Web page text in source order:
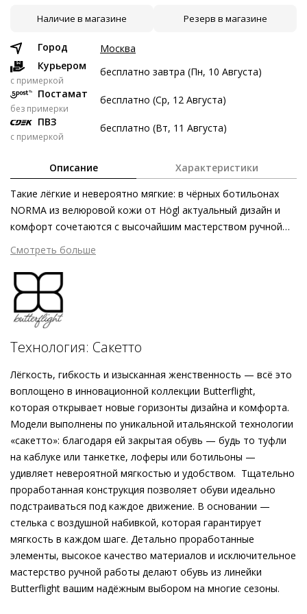
9 авг
23 авг
20 сен
Без переплат
Долями
Разделите стоимость покупки
Заплатите сейчас только часть, а оставшееся будем
Затем по 7 497 ₽ раз в 2 недели
Подробнее о сервисе можно узнать на
Наличие в магазине Резерв в магазине
Город
Москва
Курьером
c примеркой
бесплатно завтра (Пн, 10 Августа)
Постамат
без примерки
бесплатно (Ср, 12 Августа)
ПВЗ
с примеркой
бесплатно (Вт, 11 Августа)
Описание Характеристики
Такие лёгкие и невероятно мягкие: в чёрных ботильонах
NORMA из велюровой кожи от Högl актуальный дизайн и
комфорт сочетаются с высочайшим мастерством ручной
работы. Этичные и экологически безопасные материалы
первоклассного качества слиты воедино технологией
«сакетто». Этот метод производства позволяет достигать
безупречной посадки и оптимальной подвижности,
необходимых как в повседневности, так и по особым
случаям. Мягкие, словно облако, но при этом стильные.
Обтянутый кожей каблук подчёркивает лаконичность
силуэт утончённым. Стильно с денимом и элегантно с
платьем – этот чёрный аксессуар поистине универсален.
Модель будет лаконично сочетаться с пальтоANDIE.
Смотреть больше
Технология: Сакетто
Лёгкость, гибкость и изысканная женственность — всё это
воплощено в инновационной коллекции Butterflight,
которая открывает новые горизонты дизайна и комфорта.
Модели выполнены по уникальной итальянской технологии
«сакетто»: благодаря ей закрытая обувь — будь то туфли
на каблуке или танкетке, лоферы или ботильоны —
удивляет невероятной мягкостью и удобством. Тщательно
проработанная конструкция позволяет обуви идеально
подстраиваться под каждое движение. В основании —
стелька с воздушной набивкой, которая гарантирует
мягкость в каждом шаге. Детально проработанные
элементы, высокое качество материалов и исключительное
мастерство ручной работы делают обувь из линейки
Butterflight вашим надёжным выбором на многие сезоны.